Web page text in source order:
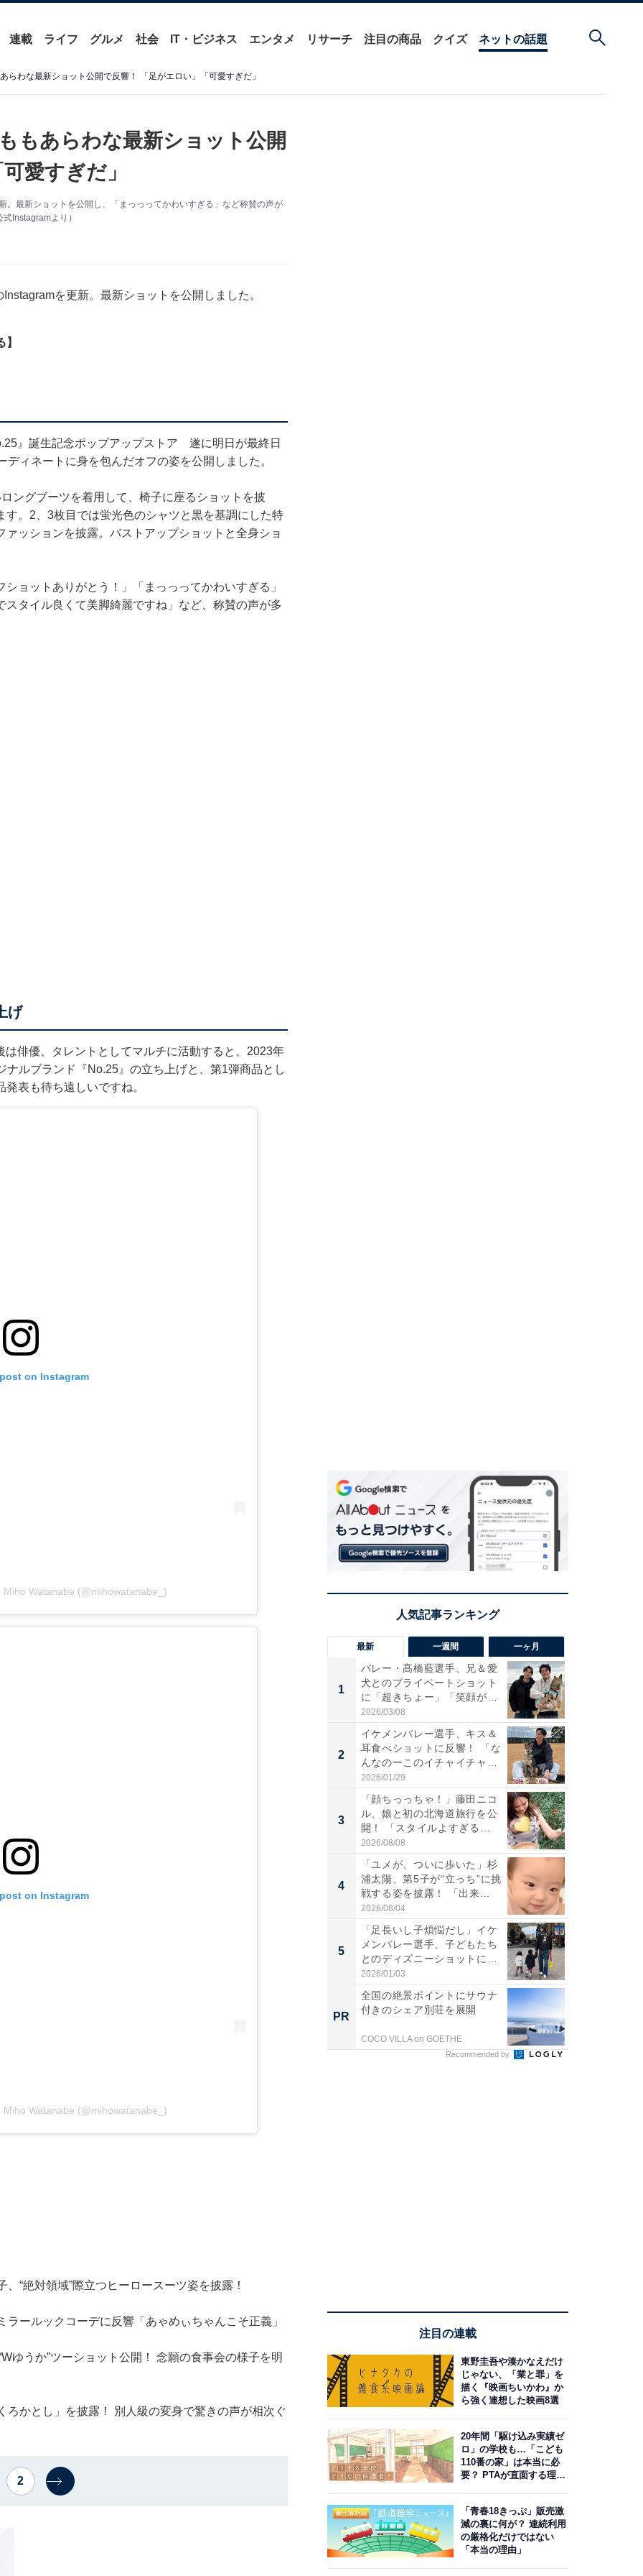
連載 ライフ グルメ 社会 IT・ビジネス エンタメ リサーチ 注目の商品 クイズ ネットの話題
らわな最新ショット公開で反響！ 「足がエロい」「可愛すぎだ」
もあらわな最新ショット公開
愛すぎだ」
最新ショットを公開し、「まっっってかわいすぎる」など称賛の声が
Instagramより）
を更新。最新ショットを公開しました。
』誕生記念ポップアップストア 遂に明日が最終日
ィネートに身を包んだオフの姿を公開しました。
ングブーツを着用して、椅子に座るショットを披
。2、3枚目では蛍光色のシャツと黒を基調にした特
ッションを披露。バストアップショットと全身ショ
ョットありがとう！」「まっっってかわいすぎる」
スタイル良くて美脚綺麗ですね」など、称賛の声が多
げ
俳優、タレントとしてマルチに活動すると、2023年
ルブランド『No.25』の立ち上げと、第1弾商品とし
表も待ち遠しいですね。
on Instagram
Watanabe (@mihowatanabe_)
on Instagram
Watanabe (@mihowatanabe_)
“絶対領域”際立つヒーロースーツ姿を披露！
ールックコーデに反響「あゃめぃちゃんこそ正義」
ゆうか”ツーショット公開！ 念願の食事会の様子を明
ろかとし」を披露！ 別人級の変身で驚きの声が相次ぐ
2
最新 一週間 一ヶ月
1
バレー・髙橋藍選手、兄＆愛
犬とのプライベートショット
に「超きちょー」「笑顔が見
れ...
2026/03/08
2
イケメンバレー選手、キス＆
耳食べショットに反響！ 「な
んなのーこのイチャイチャ
感...
2026/01/29
3
「顔ちっっちゃ！」藤田ニコ
ル、娘と初の北海道旅行を公
開！ 「スタイルよすぎる
よ〜...
2026/08/08
4
「ユメが、ついに歩いた」杉
浦太陽、第5子が“立っち”に挑
戦する姿を披露！ 「出来...
2026/08/04
5
「足長いし子煩悩だし」イケ
メンバレー選手、子どもたち
とのディズニーショットに
「か...
2026/01/03
PR
全国の絶景ポイントにサウナ
付きのシェア別荘を展開
COCO VILLA on GOETHE
Recommended by
注目の連載
東野圭吾や湊かなえだけ
じゃない、「業と罪」を
描く『映画ちいかわ』か
ら強く連想した映画8選
20年間「駆け込み実績ゼ
ロ」の学校も…「こども
110番の家」は本当に必
要？ PTAが直面する理想
「青春18きっぷ」販売激
減の裏に何が？ 連続利用
の厳格化だけではない
「本当の理由」